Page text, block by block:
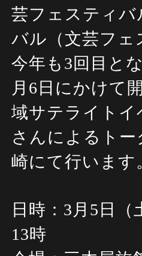
芸フェスティバ
バル（文芸フェ
今年も3回目と
月6日にかけて
域サテライトイ
さんによるト
崎にて行います
日時：3月5日
13時